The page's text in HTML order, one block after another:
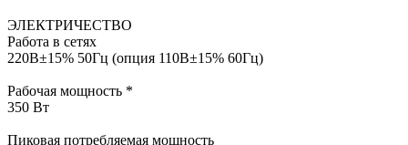
ЭЛЕКТРИЧЕСТВО
Работа в сетях
220В±15% 50Гц (опция 110В±15% 60Гц)
Рабочая мощность *
350 Вт
Пиковая потребляемая мощность